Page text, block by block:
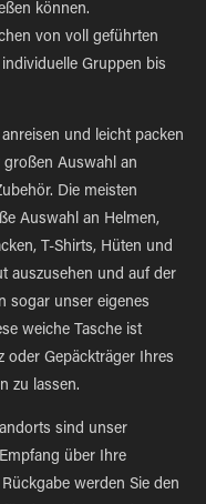
können.
von voll geführten
Gruppen bis
und leicht packen
Auswahl an
Die meisten
Auswahl an Helmen,
T-Shirts, Hüten und
auszusehen und auf der
sogar unser eigenes
weiche Tasche ist
oder Gepäckträger Ihres
zu lassen.
sind unser
über Ihre
werden Sie den